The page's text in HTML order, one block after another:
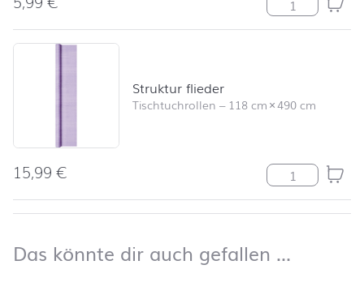
Struktur flieder
Tischtuchrollen – 118 cm×490 cm
15,99€ Struktur flieder
Das könnte dir auch gefallen …